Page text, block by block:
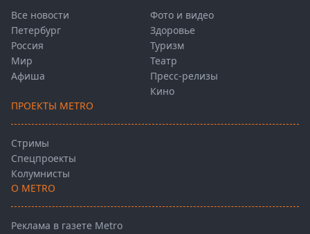
Все новости
Петербург
Россия
Мир
Афиша
Фото и видео
Здоровье
Туризм
Театр
Пресс-релизы
Кино
ПРОЕКТЫ METRO
Стримы
Спецпроекты
Колумнисты
О METRO
Реклама в газете Metro